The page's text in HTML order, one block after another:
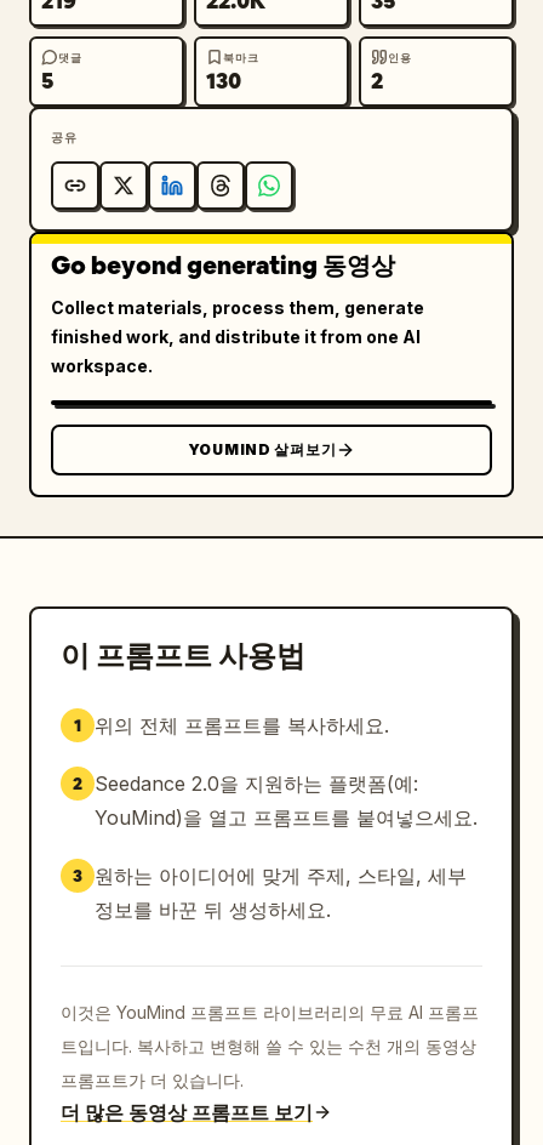
댓글
5
북마크
130
인용
2
공유
Go beyond generating 동영상
Collect materials, process them, generate
finished work, and distribute it from one AI
workspace.
YOUMIND 살펴보기
이 프롬프트 사용법
1 위의 전체 프롬프트를 복사하세요.
2
Seedance 2.0을 지원하는 플랫폼(예:
YouMind)을 열고 프롬프트를 붙여넣으세요.
3
원하는 아이디어에 맞게 주제, 스타일, 세부
정보를 바꾼 뒤 생성하세요.
이것은 YouMind 프롬프트 라이브러리의 무료 AI 프롬프
트입니다. 복사하고 변형해 쓸 수 있는 수천 개의 동영상
프롬프트가 더 있습니다.
더 많은 동영상 프롬프트 보기